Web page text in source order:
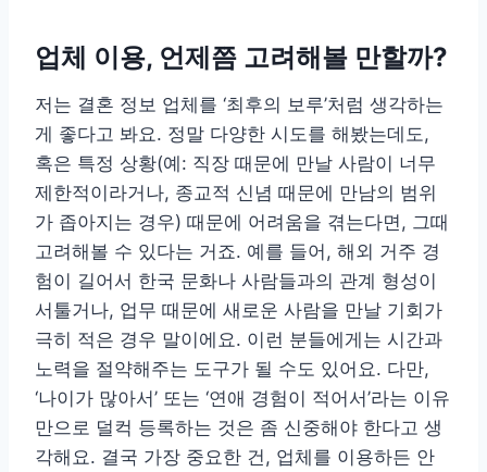
업체 이용, 언제쯤 고려해볼 만할까?
저는 결혼 정보 업체를 ‘최후의 보루’처럼 생각하는
게 좋다고 봐요. 정말 다양한 시도를 해봤는데도,
혹은 특정 상황(예: 직장 때문에 만날 사람이 너무
제한적이라거나, 종교적 신념 때문에 만남의 범위
가 좁아지는 경우) 때문에 어려움을 겪는다면, 그때
고려해볼 수 있다는 거죠. 예를 들어, 해외 거주 경
험이 길어서 한국 문화나 사람들과의 관계 형성이
서툴거나, 업무 때문에 새로운 사람을 만날 기회가
극히 적은 경우 말이에요. 이런 분들에게는 시간과
노력을 절약해주는 도구가 될 수도 있어요. 다만,
‘나이가 많아서’ 또는 ‘연애 경험이 적어서’라는 이유
만으로 덜컥 등록하는 것은 좀 신중해야 한다고 생
각해요. 결국 가장 중요한 건, 업체를 이용하든 안